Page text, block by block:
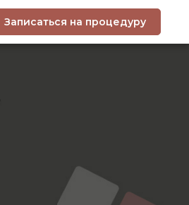
Записаться на процедуру